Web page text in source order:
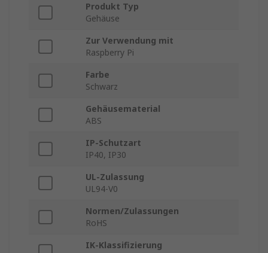
Produkt Typ
Gehäuse
Zur Verwendung mit
Raspberry Pi
Farbe
Schwarz
Gehäusematerial
ABS
IP-Schutzart
IP40, IP30
UL-Zulassung
UL94-V0
Normen/Zulassungen
RoHS
IK-Klassifizierung